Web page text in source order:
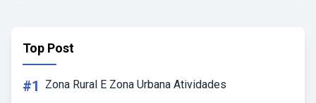
Top Post
#1 Zona Rural E Zona Urbana Atividades